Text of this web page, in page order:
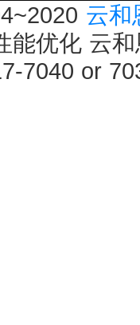
云和
能优化 云
7040 or